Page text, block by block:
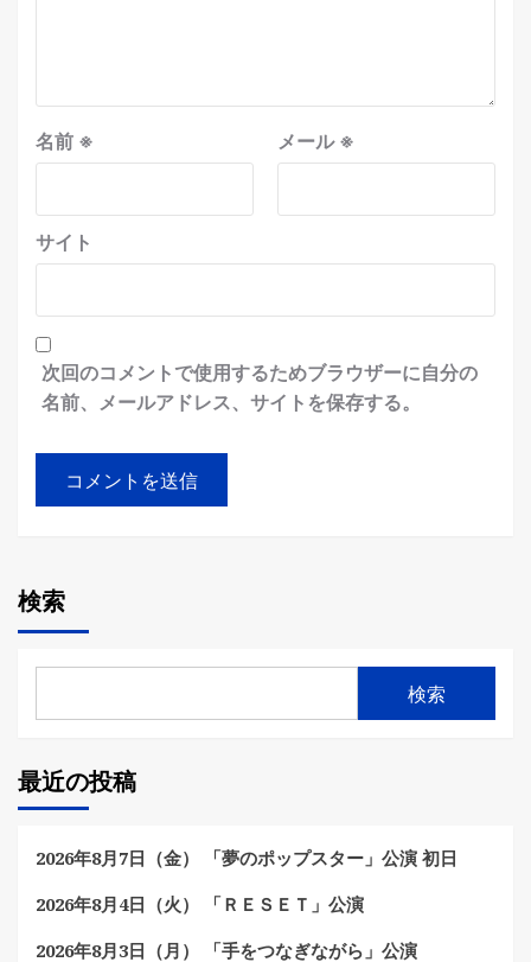
名前 ※ メール※
サイト
次回のコメントで使用するためブラウザーに自分の
名前、メールアドレス、サイトを保存する。
検索
検索
最近の投稿
2026年8月7日（金） 「夢のポップスター」公演 初日
2026年8月4日（火） 「ＲＥＳＥＴ」公演
2026年8月3日（月） 「手をつなぎながら」公演